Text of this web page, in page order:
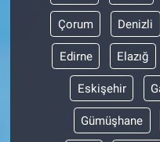
Çorum Denizli
Edirne Elazığ
Eskişehir
Gümüşhane